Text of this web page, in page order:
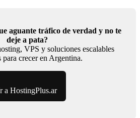
aguante tráfico de verdad y no te
deje a pata?
VPS y soluciones escalables
para crecer en Argentina.
a HostingPlus.ar